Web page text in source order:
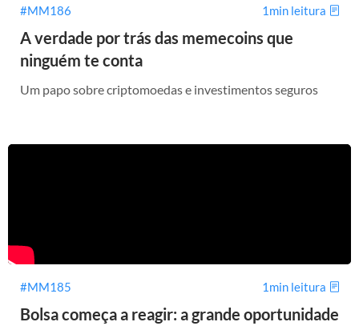
#MM186 1min leitura
A verdade por trás das memecoins que
ninguém te conta
Um papo sobre criptomoedas e investimentos seguros
#MM185 1min leitura
Bolsa começa a reagir: a grande oportunidade